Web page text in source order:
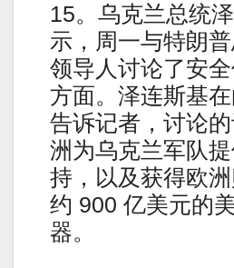
15。乌克兰总统
示，周一与特朗
领导人讨论了安
方面。泽连斯基
告诉记者，讨论
洲为乌克兰军队
持，以及获得欧
约 900 亿美元的
器。